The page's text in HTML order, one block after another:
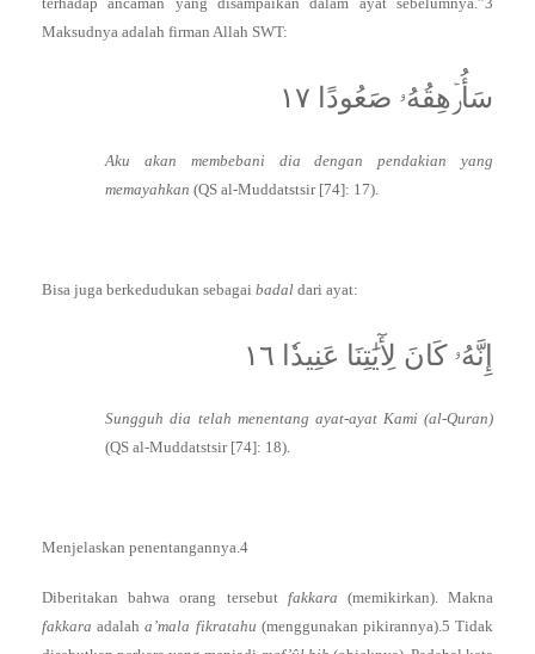
Maksudnya adalah firman Allah SWT:
سَأُرۡهِقُهُۥ صَعُودًا ١٧
Aku akan membebani dia dengan pendakian yang
memayahkan(QS al-Muddatstsir [74]: 17).
Bisa juga berkedudukan sebagai badal dari ayat:
إِنَّهُۥ كَانَ لِأٓيَٰتِنَا عَنِيدٗا ١٦
Sungguh dia telah menentang ayat-ayat Kami (al-Quran)
(QS al-Muddatstsir [74]: 18).
Menjelaskan penentangannya.4
Diberitakan bahwa orang tersebut fakkara (memikirkan). Makna
fakkaraadalaha’mala fikratahu (menggunakan pikirannya).5 Tidak